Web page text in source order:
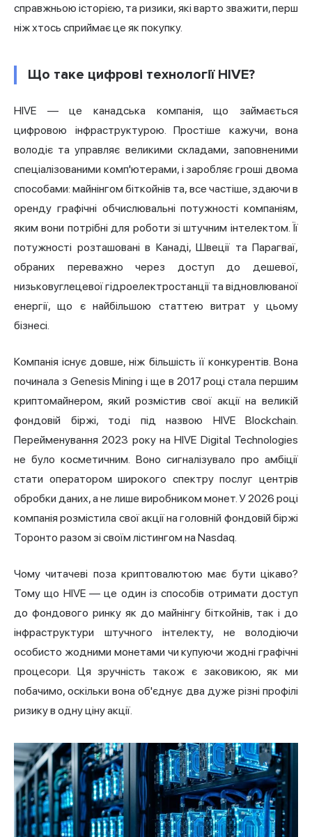
справжньою історією, та ризики, які варто зважити, перш
ніж хтось сприймає це як покупку.
Що таке цифрові технології HIVE?
HIVE — це канадська компанія, що займається
цифровою інфраструктурою. Простіше кажучи, вона
володіє та управляє великими складами, заповненими
спеціалізованими комп'ютерами, і заробляє гроші двома
способами: майнінгом біткойнів та, все частіше, здаючи в
оренду графічні обчислювальні потужності компаніям,
яким вони потрібні для роботи зі штучним інтелектом. Її
потужності розташовані в Канаді, Швеції та Парагваї,
обраних переважно через доступ до дешевої,
низьковуглецевої гідроелектростанції та відновлюваної
енергії, що є найбільшою статтею витрат у цьому
бізнесі.
Компанія існує довше, ніж більшість її конкурентів. Вона
починала з Genesis Mining і ще в 2017 році стала першим
криптомайнером, який розмістив свої акції на великій
фондовій біржі, тоді під назвою HIVE Blockchain.
Перейменування 2023 року на HIVE Digital Technologies
не було косметичним. Воно сигналізувало про амбіції
стати оператором широкого спектру послуг центрів
обробки даних, а не лише виробником монет. У 2026 році
компанія розмістила свої акції на головній фондовій біржі
Торонто разом зі своїм лістингом на Nasdaq.
Чому читачеві поза криптовалютою має бути цікаво?
Тому що HIVE — це один із способів отримати доступ
до фондового ринку як до майнінгу біткойнів, так і до
інфраструктури штучного інтелекту, не володіючи
особисто жодними монетами чи купуючи жодні графічні
процесори. Ця зручність також є заковикою, як ми
побачимо, оскільки вона об'єднує два дуже різні профілі
ризику в одну ціну акції.